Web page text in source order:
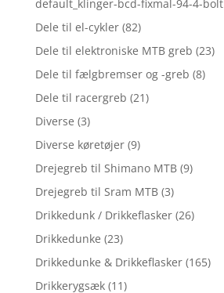
default_klinger-bcd-fixmal-94-4-bolt
Dele til el-cykler (82)
Dele til elektroniske MTB greb (23)
Dele til fælgbremser og -greb (8)
Dele til racergreb (21)
Diverse (3)
Diverse køretøjer (9)
Drejegreb til Shimano MTB (9)
Drejegreb til Sram MTB (3)
Drikkedunk / Drikkeflasker (26)
Drikkedunke (23)
Drikkedunke & Drikkeflasker (165)
Drikkerygsæk (11)